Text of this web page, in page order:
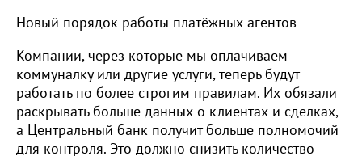
Новый порядок работы платёжных агентов
Компании, через которые мы оплачиваем
коммуналку или другие услуги, теперь будут
работать по более строгим правилам. Их обязали
раскрывать больше данных о клиентах и сделках,
а Центральный банк получит больше полномочий
для контроля. Это должно снизить количество